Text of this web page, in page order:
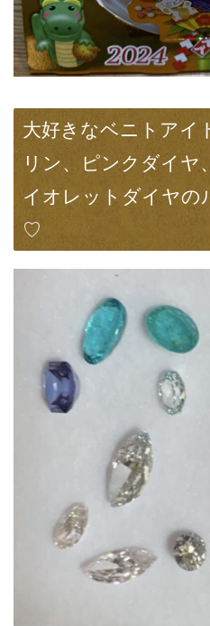
大好きなベニトアイ
リン、ピンクダイヤ
イオレットダイヤの
♡